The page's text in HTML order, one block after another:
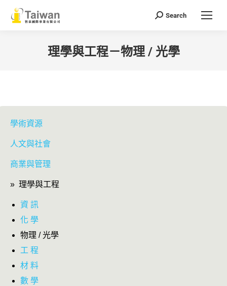
Search:
Search
理學與工程－物理 / 光學
學術資源
人文與社會
商業與管理
» 理學與工程
資 訊
化 學
物理 / 光學
工 程
材 料
數 學